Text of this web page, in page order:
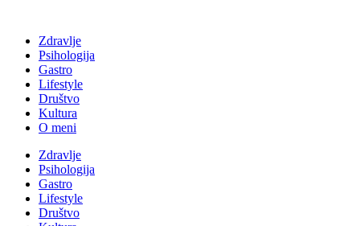
Zdravlje
Psihologija
Gastro
Lifestyle
Društvo
Kultura
O meni
Zdravlje
Psihologija
Gastro
Lifestyle
Društvo